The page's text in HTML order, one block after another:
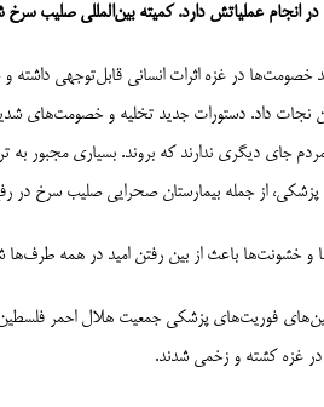
انجام عملیاتش دارد. کمیته بین‌المللی صلیب
خصومت‌ها در غزه اثرات انسانی قابل‌توجهی داشته
نجات داد. دستورات جدید تخلیه و خصومت‌های
جای دیگری ندارند که بروند. بسیاری مجبور
از جمله بیمارستان صحرایی صلیب سرخ در
خشونت‌ها باعث از بین رفتن امید در همه طرف‌ها
فوریت‌های پزشکی جمعیت هلال احمر
در غزه کشته و زخمی شدند.